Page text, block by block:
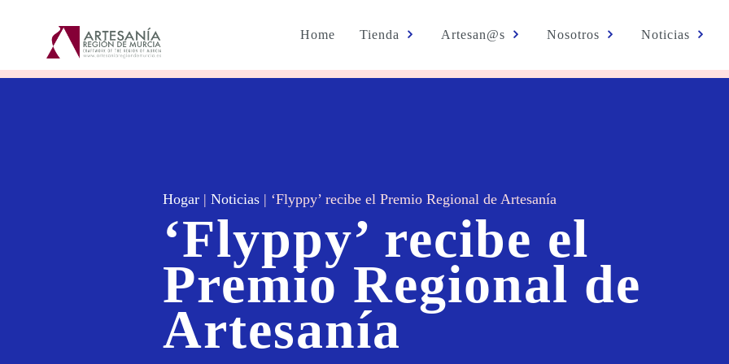
Home Tienda Artesan@s Nosotros Noticias
Hogar | Noticias | ‘Flyppy’ recibe el Premio Regional de Artesanía
‘Flyppy’ recibe el
Premio Regional de
Artesanía